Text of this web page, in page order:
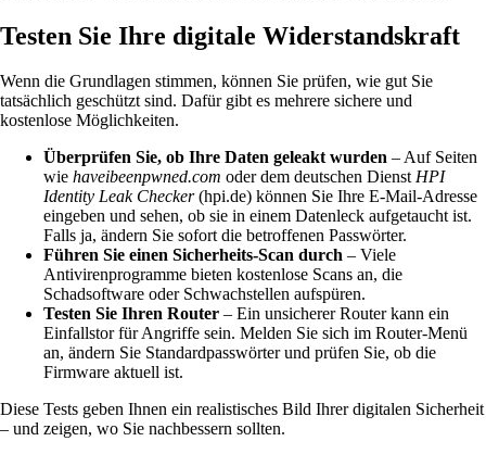
Testen Sie Ihre digitale Widerstandskraft
Wenn die Grundlagen stimmen, können Sie prüfen, wie gut Sie
tatsächlich geschützt sind. Dafür gibt es mehrere sichere und
kostenlose Möglichkeiten.
Überprüfen Sie, ob Ihre Daten geleakt wurden – Auf Seiten
wie haveibeenpwned.com oder dem deutschen DienstHPI
Identity Leak Checker(hpi.de) können Sie Ihre E-Mail-Adresse
eingeben und sehen, ob sie in einem Datenleck aufgetaucht ist.
Falls ja, ändern Sie sofort die betroffenen Passwörter.
Führen Sie einen Sicherheits-Scan durch – Viele
Antivirenprogramme bieten kostenlose Scans an, die
Schadsoftware oder Schwachstellen aufspüren.
Testen Sie Ihren Router – Ein unsicherer Router kann ein
Einfallstor für Angriffe sein. Melden Sie sich im Router-Menü
an, ändern Sie Standardpasswörter und prüfen Sie, ob die
Firmware aktuell ist.
Diese Tests geben Ihnen ein realistisches Bild Ihrer digitalen Sicherheit
– und zeigen, wo Sie nachbessern sollten.